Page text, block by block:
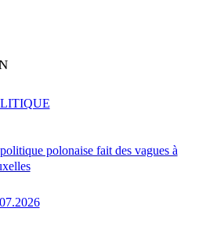
polonaise fait des vagues à